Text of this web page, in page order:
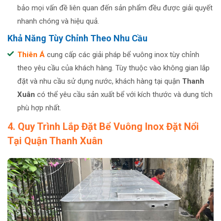
bảo mọi vấn đề liên quan đến sản phẩm đều được giải quyết
nhanh chóng và hiệu quả.
Khả Năng Tùy Chỉnh Theo Nhu Cầu
Thiên Á cung cấp các giải pháp bể vuông inox tùy chỉnh
theo yêu cầu của khách hàng. Tùy thuộc vào không gian lắp
đặt và nhu cầu sử dụng nước, khách hàng tại quận Thanh
Xuân có thể yêu cầu sản xuất bể với kích thước và dung tích
phù hợp nhất.
4. Quy Trình Lắp Đặt Bể Vuông Inox Đặt Nổi
Tại Quận Thanh Xuân